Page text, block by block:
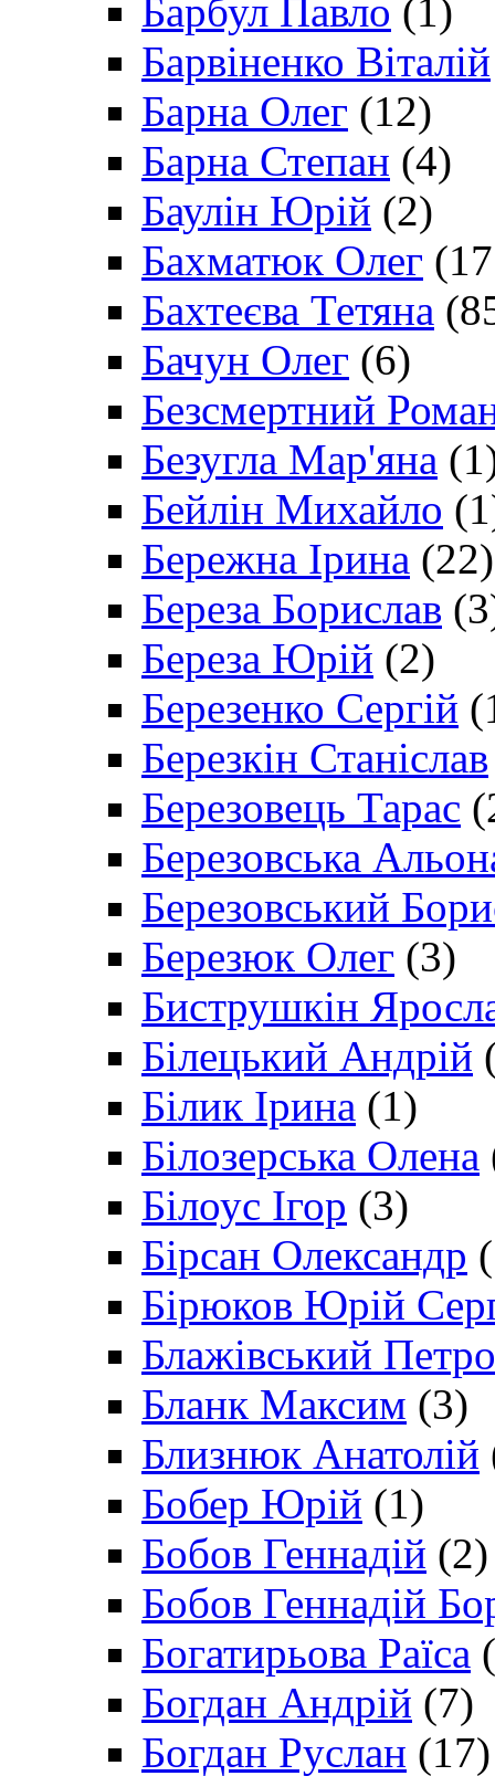
Барбул Павло (1)
Барвіненко Віталій
Барна Олег (12)
Барна Степан (4)
Баулін Юрій (2)
Бахматюк Олег
Бахтеєва Тетяна
Бачун Олег (6)
Безсмертний
Безугла Мар'яна
Бейлін Михайло
Бережна Ірина (22)
Береза Борислав
Береза Юрій (2)
Березенко Сергій
Березкін Станіслав
Березовець Тарас
Березовська
Березовський
Березюк Олег (3)
Биструшкін
Білецький Андрій
Білик Ірина (1)
Білозерська Олена
Білоус Ігор (3)
Бірсан Олександр
Бірюков Юрій
Блажівський Петро
Бланк Максим (3)
Близнюк Анатолій
Бобер Юрій (1)
Бобов Геннадій (2)
Бобов Геннадій
Богатирьова Раїса
Богдан Андрій (7)
Богдан Руслан (17)